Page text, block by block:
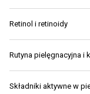
Retinol i retinoidy
Rutyna pielęgnacyjna i
Składniki aktywne w